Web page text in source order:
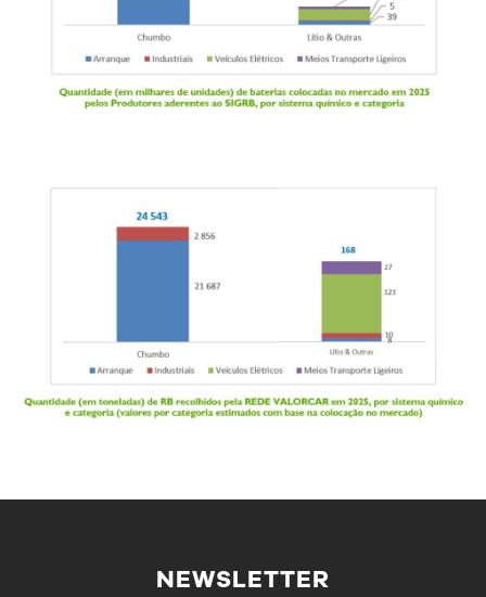
NEWSLETTER